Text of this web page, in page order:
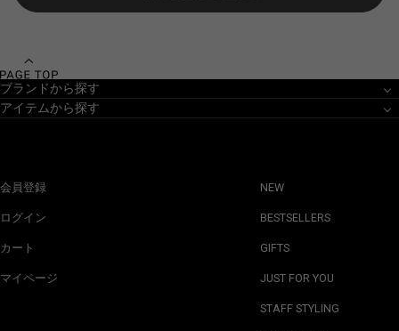
ブランドから探す
アイテムから探す
会員登録
ログイン
カート
マイページ
NEW
BESTSELLERS
GIFTS
JUST FOR YOU
STAFF STYLING